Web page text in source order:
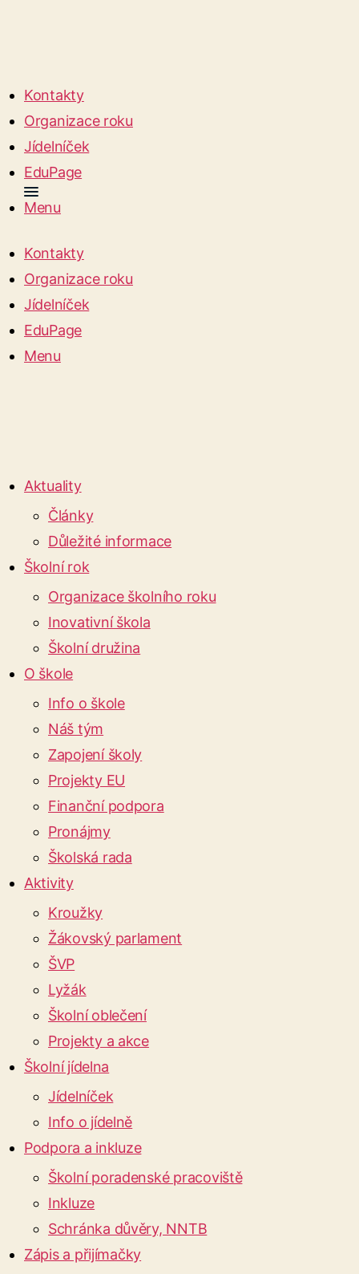
Kontakty
Organizace roku
Jídelníček
EduPage
Menu
Kontakty
Organizace roku
Jídelníček
EduPage
Menu
Aktuality
Články
Důležité informace
Školní rok
Organizace školního roku
Inovativní škola
Školní družina
O škole
Info o škole
Náš tým
Zapojení školy
Projekty EU
Finanční podpora
Pronájmy
Školská rada
Aktivity
Kroužky
Žákovský parlament
ŠVP
Lyžák
Školní oblečení
Projekty a akce
Školní jídelna
Jídelníček
Info o jídelně
Podpora a inkluze
Školní poradenské pracoviště
Inkluze
Schránka důvěry, NNTB
Zápis a přijímačky